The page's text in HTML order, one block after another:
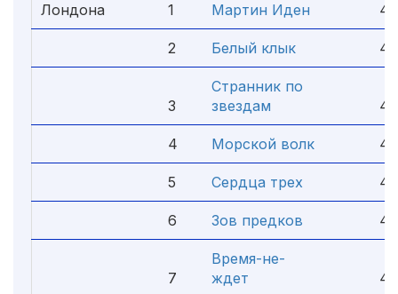
Лондона
1 Мартин Иден
2 Белый клык
3
Странник по
звездам
4 Морской волк
5 Сердца трех
6 Зов предков
7
Время-не-
ждет